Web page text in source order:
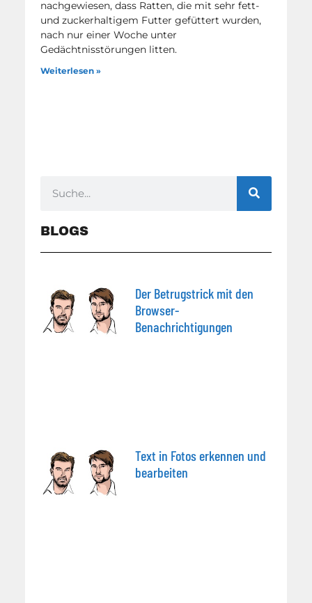
nachgewiesen, dass Ratten, die mit sehr fett-
und zuckerhaltigem Futter gefüttert wurden,
nach nur einer Woche unter
Gedächtnisstörungen litten.
Weiterlesen »
BLOGS
Der Betrugstrick mit den
Browser-
Benachrichtigungen
Text in Fotos erkennen und
bearbeiten